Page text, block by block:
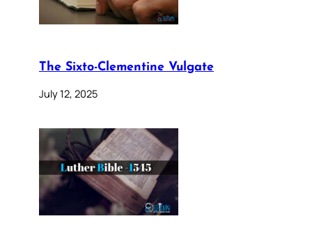
The Sixto-Clementine Vulgate
July 12, 2025